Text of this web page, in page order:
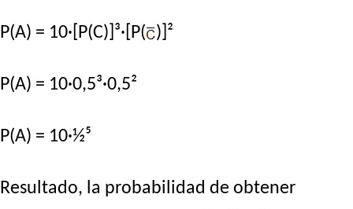
P(A) = 10·[P(C)]³·[P( )]²
P(A) = 10·0,5³·0,5²
P(A) = 10·½⁵
Resultado, la probabilidad de obtener